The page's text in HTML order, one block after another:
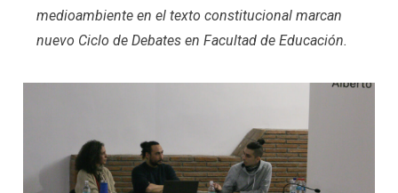
medioambiente en el texto constitucional marcan
nuevo Ciclo de Debates en Facultad de Educación.